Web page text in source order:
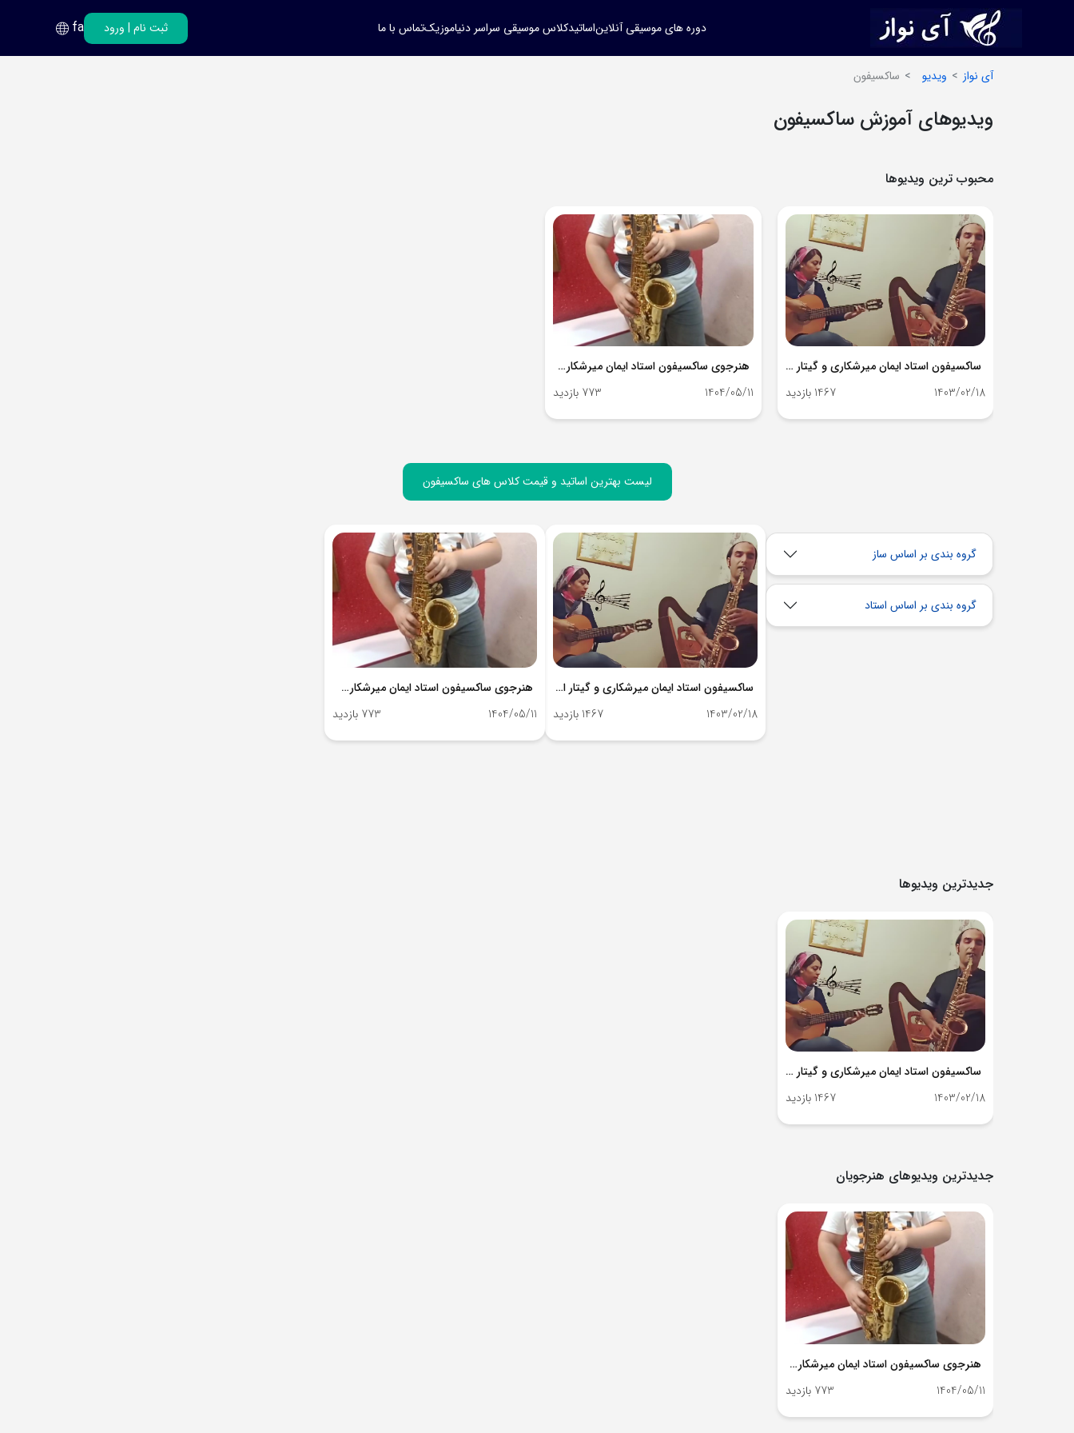
دوره های موسیقی آنلایناساتیدکلاس موسیقی سراسر دنیاموزیکتماس با ما ثبت نام | ورود
فارسی
انگلیسی
fa
آی نواز ویدیو ساکسیفون
ویدیوهای آموزش ساکسیفون
محبوب ترین ویدیوها
ساکسیفون استاد ایمان میرشکاری و گیتار استاد حق پرست
1467 بازدید
1403/02/18
هنرجوی ساکسیفون استاد ایمان میرشکاری - آی نواز
773 بازدید
1404/05/11
لیست بهترین اساتید و قیمت کلاس های ساکسیفون
گروه بندی بر اساس ساز
گروه بندی بر اساس استاد
ساکسیفون استاد ایمان میرشکاری و گیتار استاد حق پرست
1467 بازدید
1403/02/18
هنرجوی ساکسیفون استاد ایمان میرشکاری - آی نواز
773 بازدید
1404/05/11
جدیدترین ویدیوها
ساکسیفون استاد ایمان میرشکاری و گیتار استاد حق پرست
1467 بازدید
1403/02/18
جدیدترین ویدیوهای هنرجویان
هنرجوی ساکسیفون استاد ایمان میرشکاری - آی نواز
773 بازدید
1404/05/11